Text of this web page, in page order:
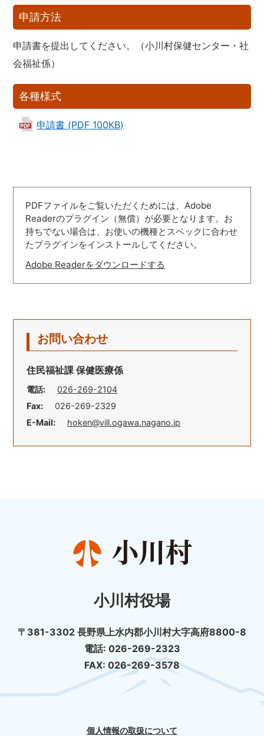
申請方法
申請書を提出してください。（小川村保健センター・社
会福祉係）
各種様式
申請書 (PDF 100KB)
PDFファイルをご覧いただくためには、Adobe
Readerのプラグイン（無償）が必要となります。お
持ちでない場合は、お使いの機種とスペックに合わせ
たプラグインをインストールしてください。
Adobe Readerをダウンロードする
お問い合わせ
住民福祉課 保健医療係
電話:
026-269-2104
Fax:
026-269-2329
E-Mail:
hoken@vill.ogawa.nagano.jp
小川村役場
〒381-3302 長野県上水内郡小川村大字高府8800-8
電話: 026-269-2323
FAX: 026-269-3578
個人情報の取扱について